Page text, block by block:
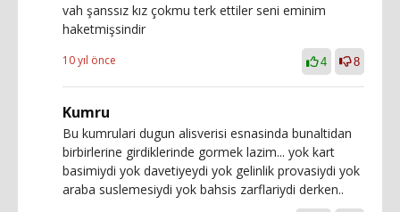
vah şanssız kız çokmu terk ettiler seni eminim
haketmişsindir
10 yıl önce 4 8
Kumru
Bu kumrulari dugun alisverisi esnasinda bunaltidan
birbirlerine girdiklerinde gormek lazim... yok kart
basimiydi yok davetiyeydi yok gelinlik provasiydi yok
araba suslemesiydi yok bahsis zarflariydi derken..